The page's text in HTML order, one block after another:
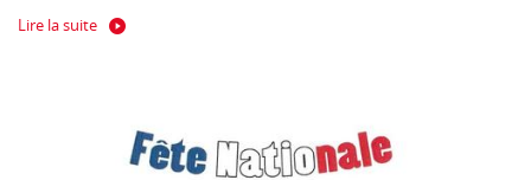
Lire la suite